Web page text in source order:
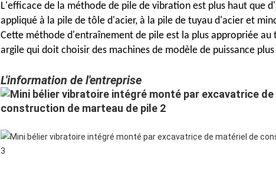
L'efficace de la méthode de pile de vibration est plus haut que
appliqué à la pile de tôle d'acier, à la pile de tuyau d'acier et
Cette méthode d'entraînement de pile est la plus appropriée
argile qui doit choisir des machines de modèle de puissance
L'information de l'entreprise